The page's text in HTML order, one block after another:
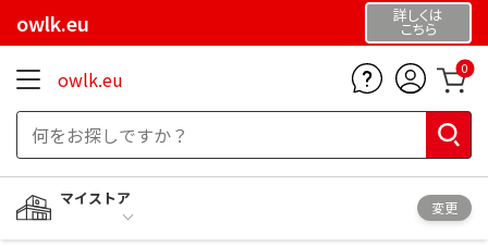
owlk.eu 詳しくは
こちら
owlk.eu 0
マイストア
変更